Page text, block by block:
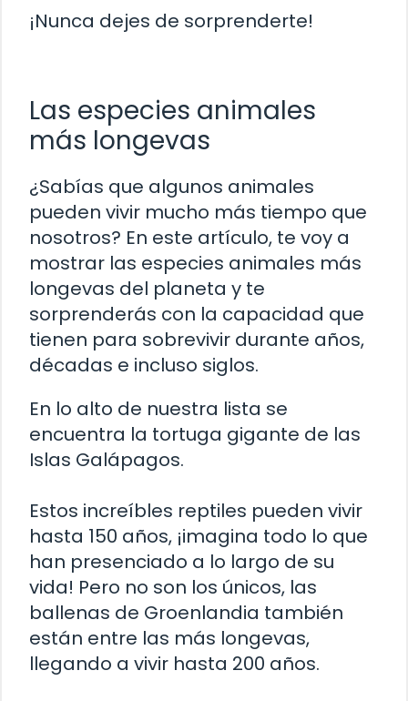
¡Nunca dejes de sorprenderte!
Las especies animales
más longevas
¿Sabías que algunos animales
pueden vivir mucho más tiempo que
nosotros? En este artículo, te voy a
mostrar las especies animales más
longevas del planeta y te
sorprenderás con la capacidad que
tienen para sobrevivir durante años,
décadas e incluso siglos.
En lo alto de nuestra lista se
encuentra la tortuga gigante de las
Islas Galápagos.
Estos increíbles reptiles pueden vivir
hasta 150 años, ¡imagina todo lo que
han presenciado a lo largo de su
vida! Pero no son los únicos, las
ballenas de Groenlandia también
están entre las más longevas,
llegando a vivir hasta 200 años.